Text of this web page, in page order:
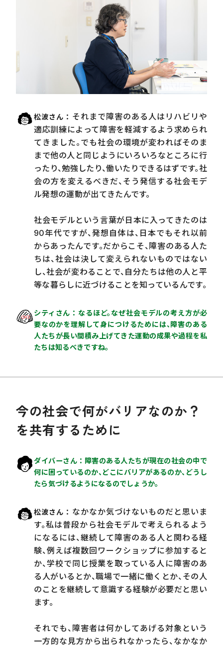
松波さん
それまで障害のある人はリハビリや
適応訓練によって障害を軽減するよう求められ
てきました。でも社会の環境が変わればそのま
まで他の人と同じようにいろいろなところに行
ったり、勉強したり、働いたりできるはずです。社
会の方を変えるべきだ、そう発信する社会モデ
ル発想の運動が出てきたんです。
社会モデルという言葉が日本に入ってきたのは
90年代ですが、発想自体は、日本でもそれ以前
からあったんです。だからこそ、障害のある人た
ちは、社会は決して変えられないものではない
し、社会が変わることで、自分たちは他の人と平
等な暮らしに近づけることを知っているんです。
シティさん
なるほど。なぜ社会モデルの考え方が必
要なのかを理解して身につけるためには、障害のある
人たちが長い間積み上げてきた運動の成果や過程を私
たちは知るべきですね。
今の社会で何がバリアなのか？
を共有するために
ダイバーさん
障害のある人たちが現在の社会の中で
何に困っているのか、どこにバリアがあるのか、どうし
たら気づけるようになるのでしょうか。
松波さん
なかなか気づけないものだと思いま
す。私は普段から社会モデルで考えられるよう
になるには、継続して障害のある人と関わる経
験、例えば複数回ワークショップに参加すると
か、学校で同じ授業を取っている人に障害のあ
る人がいるとか、職場で一緒に働くとか、その人
のことを継続して意識する経験が必要だと思い
ます。
それでも、障害者は何かしてあげる対象という
一方的な見方から出られなかったら、なかなか